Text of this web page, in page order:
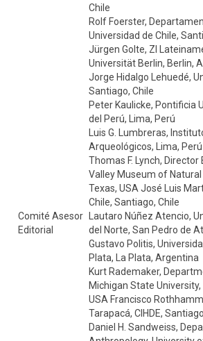
Comité Asesor
Editorial
Chile
Rolf Foerster,
Universidad de Chile,
Jürgen Golte, ZI
Universität Berlin, Berlin,
Jorge Hidalgo Lehuedé,
Santiago, Chile
Peter Kaulicke, Pontificia
del Perú, Lima, Perú
Luis G. Lumbreras,
Arqueológicos, Lima, Perú
Thomas F. Lynch,
Valley Museum of Natural
Texas, USA José Luis
Chile, Santiago, Chile
Lautaro Núñez Atencio,
del Norte, San Pedro de
Gustavo Politis,
Plata, La Plata, Argentina
Kurt Rademaker,
Michigan State University,
USA Francisco
Tarapacá, CIHDE,
Daniel H. Sandweiss,